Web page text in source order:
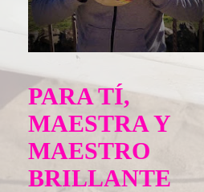
PARA TÍ,
MAESTRA Y
MAESTRO
BRILLANTE